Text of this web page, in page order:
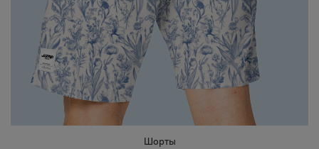
Шорты